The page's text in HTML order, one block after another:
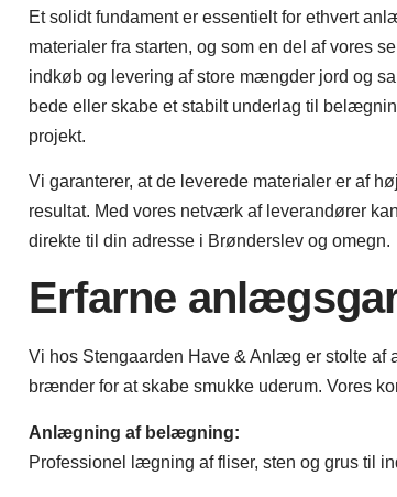
Et solidt fundament er essentielt for ethvert
materialer fra starten, og som en del af vores
indkøb og levering af store mængder jord og
bede eller skabe et stabilt underlag til
projekt.
Vi garanterer, at de leverede materialer er af
resultat. Med vores netværk af leverandører
direkte til din adresse i Brønderslev og omegn.
Erfarne
Vi hos Stengaarden Have & Anlæg er stolte af
brænder for at skabe smukke uderum. Vores
Anlægning af belægning:
Professionel lægning af fliser, sten og grus til